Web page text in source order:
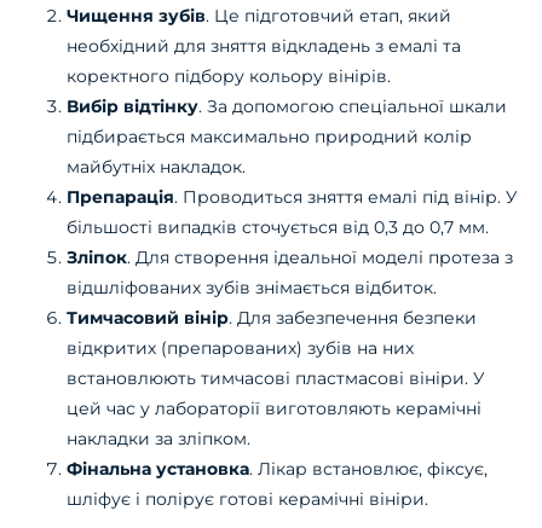
Чищення зубів. Це підготовчий етап, який
необхідний для зняття відкладень з емалі та
коректного підбору кольору вінірів.
Вибір відтінку. За допомогою спеціальної шкали
підбирається максимально природний колір
майбутніх накладок.
Препарація. Проводиться зняття емалі під вінір. У
більшості випадків сточується від 0,3 до 0,7 мм.
Зліпок. Для створення ідеальної моделі протеза з
відшліфованих зубів знімається відбиток.
Тимчасовий вінір. Для забезпечення безпеки
відкритих (препарованих) зубів на них
встановлюють тимчасові пластмасові вініри. У
цей час у лабораторії виготовляють керамічні
накладки за зліпком.
Фінальна установка. Лікар встановлює, фіксує,
шліфує і полірує готові керамічні вініри.